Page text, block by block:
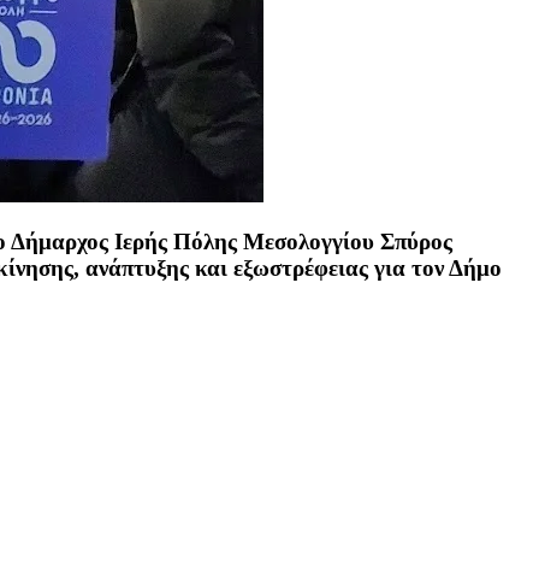
Δήμαρχος Ιερής Πόλης Μεσολογγίου Σπύρος
ανάπτυξης και εξωστρέφειας για τον Δήμο